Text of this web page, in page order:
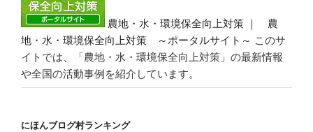
農地・水・環境保全向上対策 ｜ 農
地・水・環境保全向上対策 ～ポータルサイト～ このサ
イトでは、「農地・水・環境保全向上対策」の最新情報
や全国の活動事例を紹介しています。
にほんブログ村ランキング